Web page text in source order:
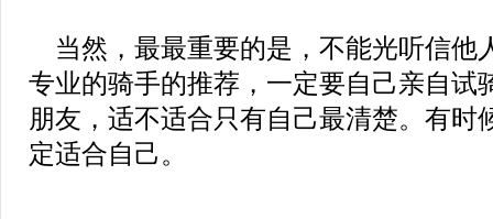
当然，最最重要的是，不能光听信他
专业的骑手的推荐，一定要自己亲自试
朋友，适不适合只有自己最清楚。有时
定适合自己。